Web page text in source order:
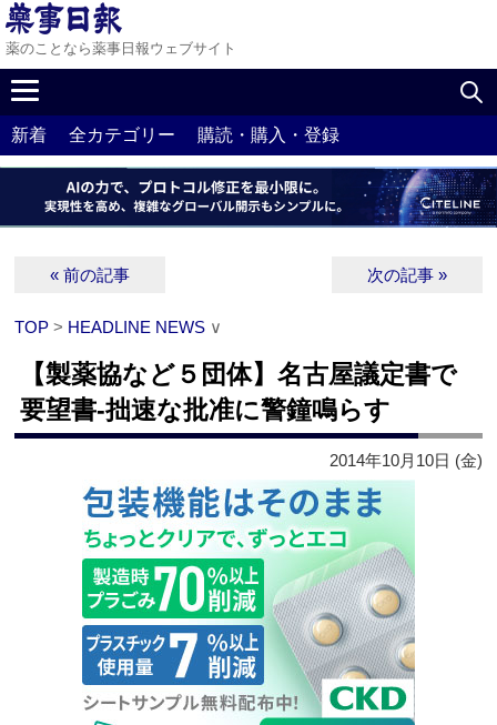
薬のことなら薬事日報ウェブサイト
新着 全カテゴリー 購読・購入・登録
« 前の記事 次の記事 »
TOP > HEADLINE NEWS ∨
【製薬協など５団体】名古屋議定書で
要望書‐拙速な批准に警鐘鳴らす
2014年10月10日 (金)